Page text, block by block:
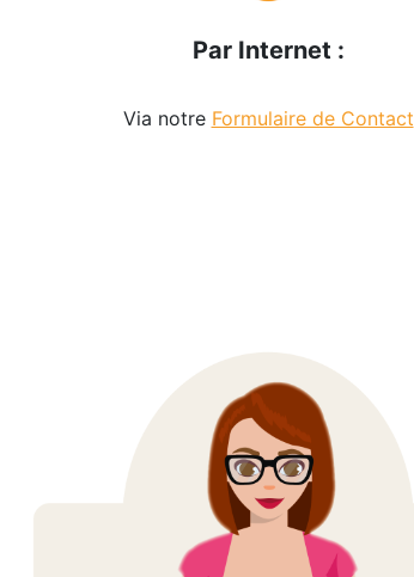
Par Internet :
Via notre Formulaire de Contact